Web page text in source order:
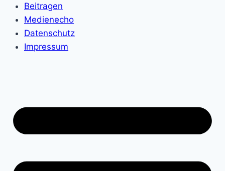
Beitragen
Medienecho
Datenschutz
Impressum